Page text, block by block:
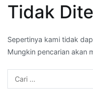
Tidak
Sepertinya kami tidak
Mungkin pencarian akan
Cari
untuk: